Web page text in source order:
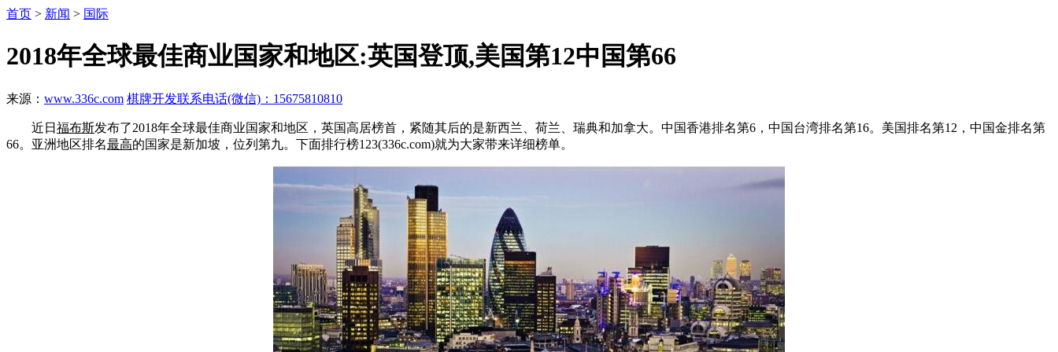
首页 > 新闻 > 国际
2018年全球最佳商业国家和地区:英国登顶,美国第12中国第66
来源： www.336c.com 棋牌开发联系电话(微信)：15675810810
近日 福布斯发布了2018年全球最佳商业国家和地区，英国高居榜首，紧随其后的是新西兰、荷兰、瑞典和加拿大。中国香港排名第6，中国台湾排名第16。美国排名第12，中国金排名第
66。亚洲地区排名最高的国家是新加坡，位列第九。下面排行榜123(336c.com)就为大家带来详细榜单。